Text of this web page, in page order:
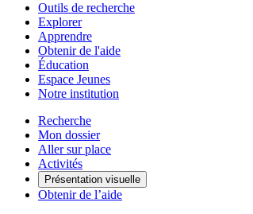
Outils de recherche
Explorer
Apprendre
Obtenir de l'aide
Éducation
Espace Jeunes
Notre institution
Recherche
Mon dossier
Aller sur place
Activités
Présentation visuelle
Obtenir de l’aide